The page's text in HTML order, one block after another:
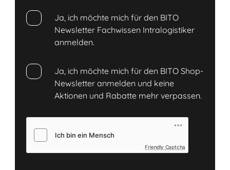
Ja, ich möchte mich für den BITO
Newsletter Fachwissen Intralogistiker
anmelden.
Ja, ich möchte mich für den BITO Shop-
Newsletter anmelden und keine
Aktionen und Rabatte mehr verpassen.
Friendly Captcha